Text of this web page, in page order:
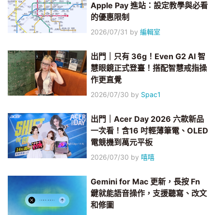
Apple Pay 進站：設定教學與必看
的優惠限制
2026/07/31 by編輯室
出門｜只有 36g！Even G2 AI 智
慧眼鏡正式登臺！搭配智慧戒指操
作更直覺
2026/07/30 by Spac1
出門｜Acer Day 2026 六款新品
一次看！含16 吋輕薄筆電、OLED
電競機到萬元平板
2026/07/30 by 嘻嘻
Gemini for Mac 更新，長按 Fn
鍵就能語音操作，支援聽寫、改文
和修圖